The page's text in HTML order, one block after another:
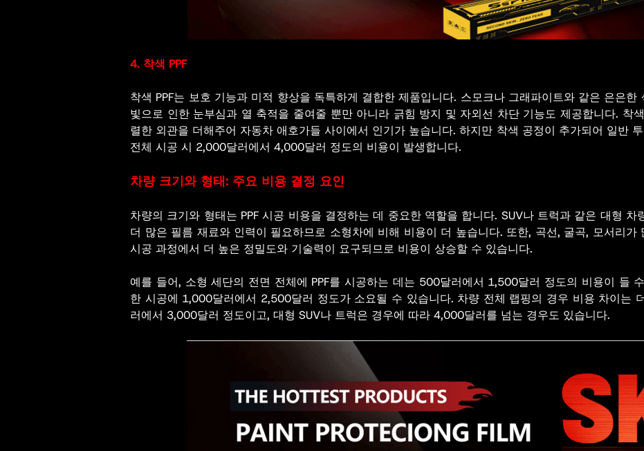
4. 착색 PPF
착색 PPF는 보호 기능과 미적 향상을 독특하게 결합한 제품입니다. 스모크나 그래파이트와 같은 은은
빛으로 인한 눈부심과 열 축적을 줄여줄 뿐만 아니라 긁힘 방지 및 자외선 차단 기능도 제공합니다. 착
렬한 외관을 더해주어 자동차 애호가들 사이에서 인기가 높습니다. 하지만 착색 공정이 추가되어 일반
전체 시공 시 2,000달러에서 4,000달러 정도의 비용이 발생합니다.
차량 크기와 형태: 주요 비용 결정 요인
차량의 크기와 형태는 PPF 시공 비용을 결정하는 데 중요한 역할을 합니다. SUV나 트럭과 같은 대형 차
더 많은 필름 재료와 인력이 필요하므로 소형차에 비해 비용이 더 높습니다. 또한, 곡선, 굴곡, 모서리가
시공 과정에서 더 높은 정밀도와 기술력이 요구되므로 비용이 상승할 수 있습니다.
예를 들어, 소형 세단의 전면 전체에 PPF를 시공하는 데는 500달러에서 1,500달러 정도의 비용이 들
한 시공에 1,000달러에서 2,500달러 정도가 소요될 수 있습니다. 차량 전체 랩핑의 경우 비용 차이는
러에서 3,000달러 정도이고, 대형 SUV나 트럭은 경우에 따라 4,000달러를 넘는 경우도 있습니다.